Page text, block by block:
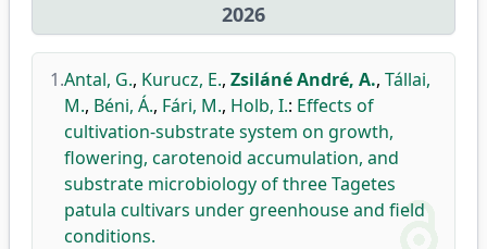
2026
1.Antal, G., Kurucz, E., Zsiláné André, A., Tállai,
M., Béni, Á., Fári, M., Holb, I.: Effects of
cultivation-substrate system on growth,
flowering, carotenoid accumulation, and
substrate microbiology of three Tagetes
patula cultivars under greenhouse and field
conditions.